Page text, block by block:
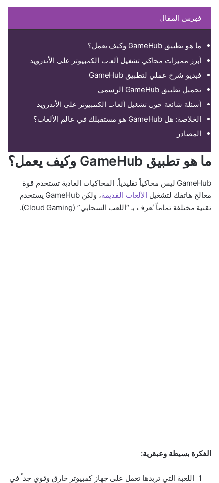
فهرس المقال
ما هو تطبيق GameHub وكيف يعمل؟
أبرز مميزات محاكي تشغيل ألعاب الكمبيوتر على الأندرويد
فيديو شرح عملي لتطبيق GameHub
تحميل تطبيق GameHub الرسمي
أسئلة شائعة حول تشغيل ألعاب الكمبيوتر على الأندرويد
الخلاصة: هل GameHub هو مستقبلك في عالم الألعاب؟
المصادر
ما هو تطبيق GameHub وكيف يعمل؟
GameHub ليس محاكياً تقليدياً. المحاكيات العادية تستخدم قوة
معالج هاتفك لتشغيل الألعاب القديمة
، ولكن GameHub يستخدم
تقنية مختلفة تماماً تُعرف بـ “اللعب السحابي” (Cloud Gaming).
الفكرة بسيطة وعبقرية:
اللعبة التي تريدها تعمل على جهاز كمبيوتر خارق وقوي جداً في